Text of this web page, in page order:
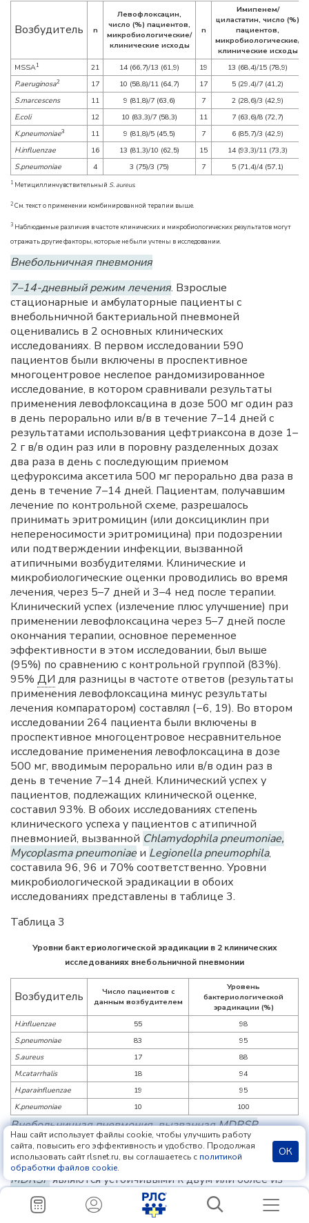
Возбудитель n
Левофлоксацин,
число (%) пациентов,
микробиологические/
клинические исходы
n
Имипенем/
циластатин, число (%)
пациентов,
микробиологические/
клинические исходы
MSSA1 21 14 (66,7)/13 (61,9) 19
13 (68,4)/15 (78,9)
P.aeruginosa2 17 10 (58,8)/11 (64,7) 17
5 (29,4)/7 (41,2)
S.marcescens
11 9 (81,8)/7 (63,6) 7
2 (28,6)/3 (42,9)
E.coli
12 10 (83,3)/7 (58,3) 11
7 (63,6)/8 (72,7)
K.pneumoniae3 11 9 (81,8)/5 (45,5) 7
6 (85,7)/3 (42,9)
H.influenzae
16 13 (81,3)/10 (62,5) 15
14 (93,3)/11 (73,3)
S.pneumoniae
4 3 (75)/3 (75) 7 5 (71,4)/4 (57,1)
1 Метициллинчувствительный S. aureus.
2 См. текст о применении комбинированной терапии выше.
3 Наблюдаемые различия в частоте клинических и микробиологических результатов могут
отражать другие факторы, которые не были учтены в исследовании.
Внебольничная пневмония
7–14-дневный режим лечения. Взрослые
стационарные и амбулаторные пациенты с
внебольничной бактериальной пневмоней
оценивались в 2 основных клинических
исследованиях. В первом исследовании 590
пациентов были включены в проспективное
многоцентровое неслепое рандомизированное
исследование, в котором сравнивали результаты
применения левофлоксацина в дозе 500 мг один раз
в день перорально или в/в в течение 7–14 дней с
результатами использования цефтриаксона в дозе 1–
2 г в/в один раз или в поровну разделенных дозах
два раза в день с последующим приемом
цефуроксима аксетила 500 мг перорально два раза в
день в течение 7–14 дней. Пациентам, получавшим
лечение по контрольной схеме, разрешалось
принимать эритромицин (или доксициклин при
непереносимости эритромицина) при подозрении
или подтверждении инфекции, вызванной
атипичными возбудителями. Клинические и
микробиологические оценки проводились во время
лечения, через 5–7 дней и 3–4 нед после терапии.
Клинический успех (излечение плюс улучшение) при
применении левофлоксацина через 5–7 дней после
окончания терапии, основное переменное
эффективности в этом исследовании, был выше
(95%) по сравнению с контрольной группой (83%).
95% ДИ для разницы в частоте ответов (результаты
применения левофлоксацина минус результаты
лечения компаратором) составлял (−6, 19). Во втором
исследовании 264 пациента были включены в
проспективное многоцентровое несравнительное
исследование применения левофлоксацина в дозе
500 мг, вводимым перорально или в/в один раз в
день в течение 7–14 дней. Клинический успех у
пациентов, подлежащих клинической оценке,
составил 93%. В обоих исследованиях степень
клинического успеха у пациентов с атипичной
пневмонией, вызванной Chlamydophila pneumoniae,
Mycoplasma pneumoniae и Legionella pneumophila,
составила 96, 96 и 70% соответственно. Уровни
микробиологической эрадикации в обоих
исследованиях представлены в таблице 3.
Таблица 3
Уровни бактериологической эрадикации в 2 клинических
исследованиях внебольничной пневмонии
Возбудитель
Число пациентов с
данным возбудителем
Уровень
бактериологической
эрадикации (%)
H.influenzae
55
98
S.pneumoniae
83
95
S.aureus
17
88
М.catarrhalis
18
94
H.parainfluenzae
19
95
K.pneumoniae
10 100
Внебольничная пневмония, вызванная MDRSP
Левофлоксацин был эффективен для лечения
внебольничной пневмонии, вызванной
MDRSPявляются устойчивыми к двум или более из
следующих антибактериальных средств: пенициллин
(MIC ≥2 мкг/мл), цефалоспорины 2-го поколения
Наш сайт использует файлы cookie, чтобы улучшить работу
сайта, повысить его эффективность и удобство. Продолжая
использовать сайт rlsnet.ru, вы соглашаетесь с политикой
обработки файлов cookie.
ОК